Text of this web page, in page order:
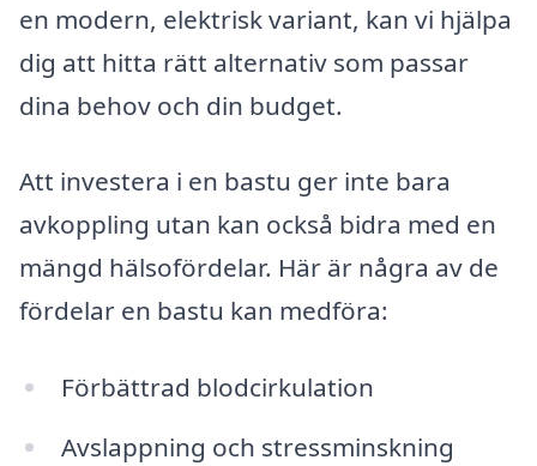
en modern, elektrisk variant, kan vi hjälpa
dig att hitta rätt alternativ som passar
dina behov och din budget.
Att investera i en bastu ger inte bara
avkoppling utan kan också bidra med en
mängd hälsofördelar. Här är några av de
fördelar en bastu kan medföra:
Förbättrad blodcirkulation
Avslappning och stressminskning